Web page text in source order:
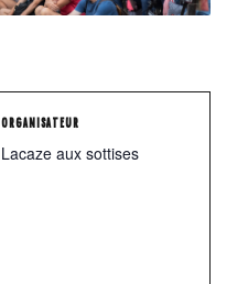
ORGANISATEUR
Lacaze aux sottises